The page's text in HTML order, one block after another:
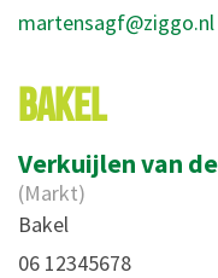
martensagf@ziggo.nl
BAKEL
Verkuijlen van
(Markt)
Bakel
06 12345678